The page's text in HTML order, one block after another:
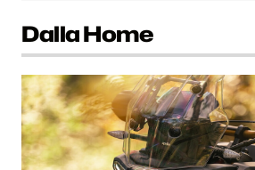
Dalla Home